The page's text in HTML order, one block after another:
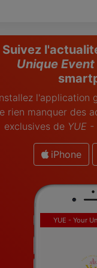
Suivez
Unique Event
l'application
rien manquer des
exclusives de YUE
iPhone
YUE - Your